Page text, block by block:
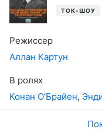
ТОК-ШОУ
Режиссер
Аллан Картун
В ролях
Конан О’Брайен,